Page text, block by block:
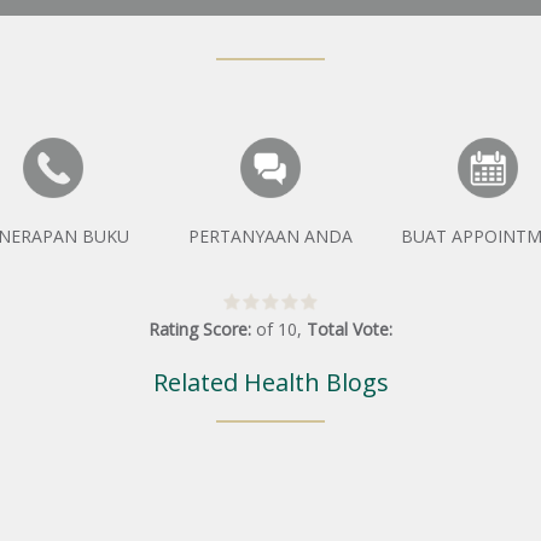
BUKU PERTANYAAN ANDA BUAT
Rating Score: of 10, Total Vote:
Related Health Blogs